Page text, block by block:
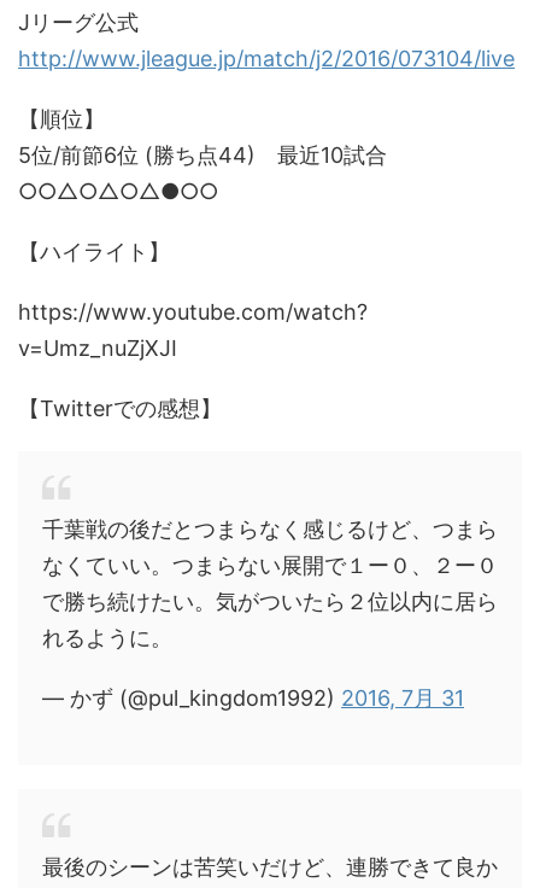
Jリーグ公式
http://www.jleague.jp/match/j2/2016/073104/live
【順位】
5位/前節6位 (勝ち点44) 最近10試合
○○△○△○△●○○
【ハイライト】
https://www.youtube.com/watch?
v=Umz_nuZjXJI
【Twitterでの感想】
千葉戦の後だとつまらなく感じるけど、つまら
なくていい。つまらない展開で１ー０、２ー０
で勝ち続けたい。気がついたら２位以内に居ら
れるように。
— かず (@pul_kingdom1992) 2016, 7月 31
最後のシーンは苦笑いだけど、連勝できて良か